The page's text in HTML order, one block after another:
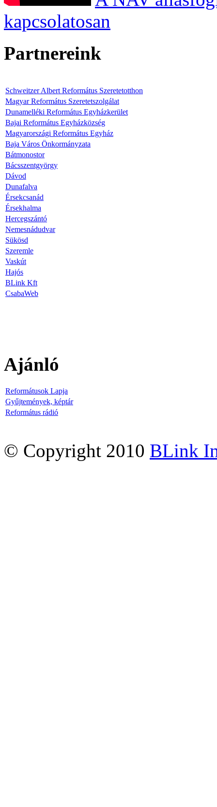
kapcsolatosan
Partnereink
Schweitzer Albert Református Szeretetotthon
Magyar Református Szeretetszolgálat
Dunamelléki Református Egyházkerület
Bajai Református Egyházközség
Magyarországi Református Egyház
Baja Város Önkormányzata
Bátmonostor
Bácsszentgyörgy
Dávod
Dunafalva
Érsekcsanád
Érsekhalma
Hercegszántó
Nemesnádudvar
Sükösd
Szeremle
Vaskút
Hajós
BLink Kft
CsabaWeb
Ajánló
Reformátusok Lapja
Gyűjtemények, képtár
Református rádió
© Copyright 2010 BLink